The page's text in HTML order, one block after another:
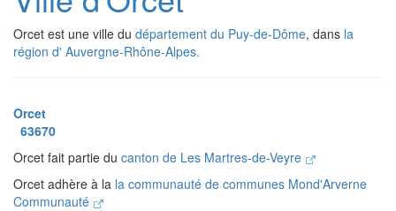
Orcet est une ville du département du Puy-de-Dôme, dans la
région d' Auvergne-Rhône-Alpes.
Orcet
63670
Orcet fait partie du canton de Les Martres-de-Veyre
Orcet adhère à la la communauté de communes Mond'Arverne
Communauté